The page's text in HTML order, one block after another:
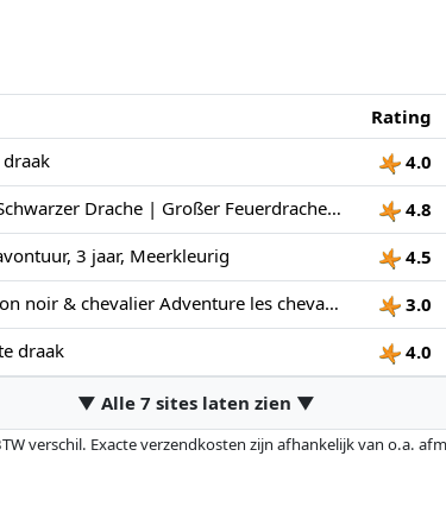
Rating
4.0
PLAYMOBIL | Knights | Schwarzer Drache | Großer Feuerdrache mit Schussfunktion und Ritter | Drachen Spielzeug für Kinder ab 4 Jahren | 72114
4.8
3 jaar, Meerkleurig 4.5
PLAYMOBIL 72114 Dragon noir & chevalier Adventure les chevaliers 18 pièces dès 4 ans
3.0
draak
4.0
▼ Alle 7 sites laten zien ▼
verschil. Exacte verzendkosten zijn afhankelijk van o.a.
historische prestaties de volgorde beïnvloeden.